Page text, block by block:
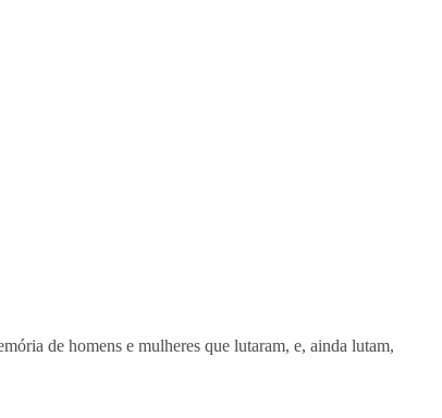
de homens e mulheres que lutaram, e, ainda lutam,